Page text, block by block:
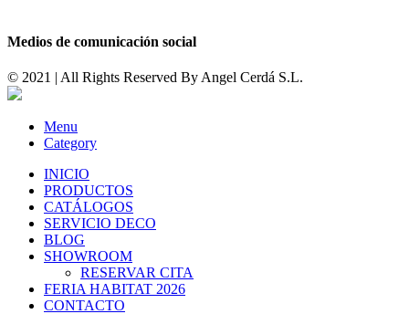
Medios de comunicación social
© 2021 | All Rights Reserved By Angel Cerdá S.L.
Menu
Category
INICIO
PRODUCTOS
CATÁLOGOS
SERVICIO DECO
BLOG
SHOWROOM
RESERVAR CITA
FERIA HABITAT 2026
CONTACTO